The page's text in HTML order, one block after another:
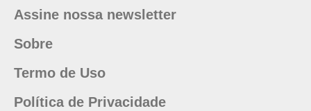
Assine nossa newsletter
Sobre
Termo de Uso
Política de Privacidade